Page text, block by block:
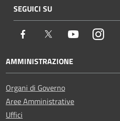
SEGUICI SU
Facebook Twitter Youtube
AMMINISTRAZIONE
Organi di Governo
Aree Amministrative
Uffici